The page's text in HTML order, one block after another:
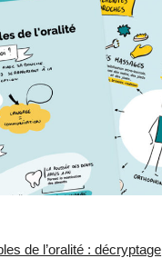
de l’oralité : décryptage